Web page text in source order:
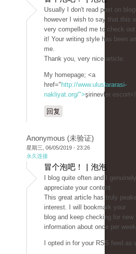
Usually I don't read post on
however I wish to say that this
very compelled me to check
it! Your writing style has been
me.
Thank you, very nice article.
My homepage; <a
href=" http://www.uluslararasi-
nakliyat.org/">şirinevler
回复
Anonymous (未验证)
星期三, 06/05/2019 - 23:26
永久连接
冒个泡吧！ | 泡泡
I blog quite often and I genuinely
appreciate your content.
This great article has truly
interest. I will bookmark your
blog and keep checking for new
information about once per
I opted in for your RSS feed as